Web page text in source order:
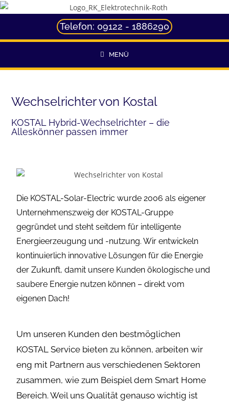
Telefon: 09122 - 1886290
MENÜ
Wechselrichter von Kostal
KOSTAL Hybrid-Wechselrichter – die
Alleskönner passen immer
Die KOSTAL-Solar-Electric wurde 2006 als eigener
Unternehmenszweig der KOSTAL-Gruppe
gegründet und steht seitdem für intelligente
Energieerzeugung und -nutzung. Wir entwickeln
kontinuierlich innovative Lösungen für die Energie
der Zukunft, damit unsere Kunden ökologische und
saubere Energie nutzen können – direkt vom
eigenen Dach!
Um unseren Kunden den bestmöglichen
KOSTAL Service bieten zu können, arbeiten wir
eng mit Partnern aus verschiedenen Sektoren
zusammen, wie zum Beispiel dem Smart Home
Bereich. Weil uns Qualität genauso wichtig ist